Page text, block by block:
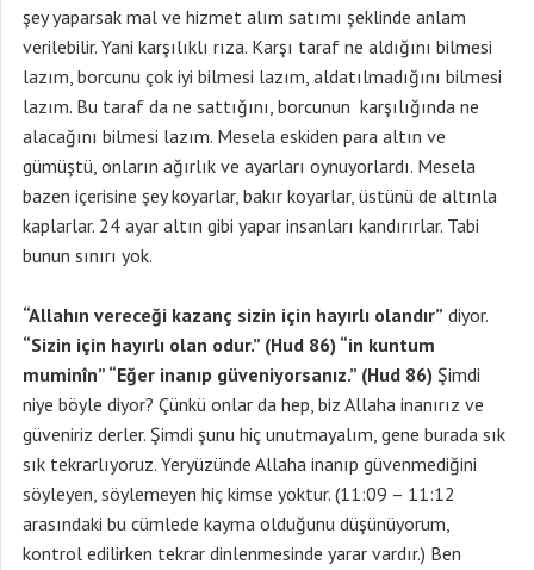
şey yaparsak mal ve hizmet alım satımı şeklinde anlam
verilebilir. Yani karşılıklı rıza. Karşı taraf ne aldığını bilmesi
lazım, borcunu çok iyi bilmesi lazım, aldatılmadığını bilmesi
lazım. Bu taraf da ne sattığını, borcunun karşılığında ne
alacağını bilmesi lazım. Mesela eskiden para altın ve
gümüştü, onların ağırlık ve ayarları oynuyorlardı. Mesela
bazen içerisine şey koyarlar, bakır koyarlar, üstünü de altınla
kaplarlar. 24 ayar altın gibi yapar insanları kandırırlar. Tabi
bunun sınırı yok.
“Allahın vereceği kazanç sizin için hayırlı olandır” diyor.
“Sizin için hayırlı olan odur.” (Hud 86) “in kuntum
muminîn” “Eğer inanıp güveniyorsanız.” (Hud 86) Şimdi
niye böyle diyor? Çünkü onlar da hep, biz Allaha inanırız ve
güveniriz derler. Şimdi şunu hiç unutmayalım, gene burada sık
sık tekrarlıyoruz. Yeryüzünde Allaha inanıp güvenmediğini
söyleyen, söylemeyen hiç kimse yoktur. (11:09 – 11:12
arasındaki bu cümlede kayma olduğunu düşünüyorum,
kontrol edilirken tekrar dinlenmesinde yarar vardır.) Ben